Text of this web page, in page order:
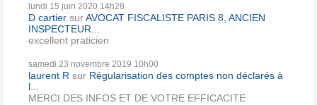
lundi 15 juin 2020 14h28
D cartier surAVOCAT FISCALISTE PARIS 8, ANCIEN
INSPECTEUR...
excellent praticien
samedi 23 novembre 2019 10h00
laurent R sur Régularisation des comptes non déclarés à
l...
MERCI DES INFOS ET DE VOTRE EFFICACITE